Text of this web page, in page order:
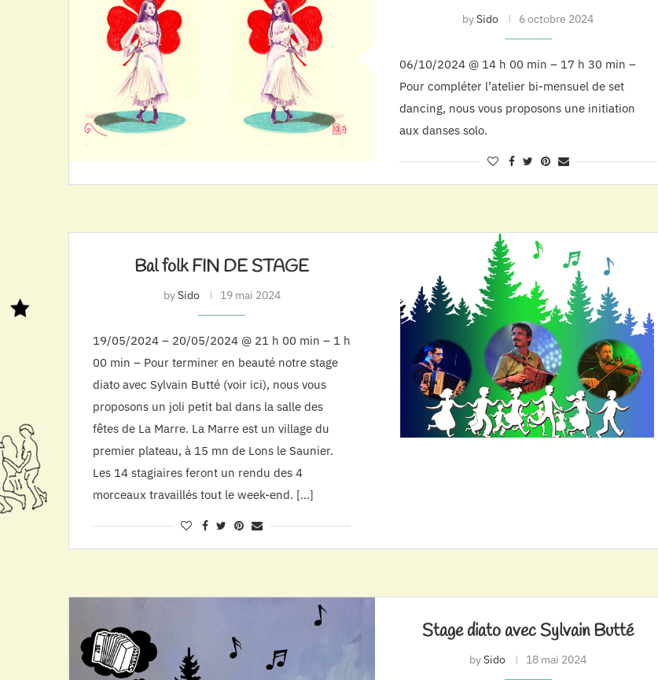
bySido 6 octobre 2024
06/10/2024 @ 14 h 00 min – 17 h 30 min –
Pour compléter l’atelier bi-mensuel de set
dancing, nous vous proposons une initiation
aux danses solo.
Bal folk FIN DE STAGE
bySido 19 mai 2024
19/05/2024 – 20/05/2024 @ 21 h 00 min – 1 h
00 min – Pour terminer en beauté notre stage
diato avec Sylvain Butté (voir ici), nous vous
proposons un joli petit bal dans la salle des
fêtes de La Marre. La Marre est un village du
premier plateau, à 15 mn de Lons le Saunier.
Les 14 stagiaires feront un rendu des 4
morceaux travaillés tout le week-end. […]
Stage diato avec Sylvain Butté
bySido 18 mai 2024